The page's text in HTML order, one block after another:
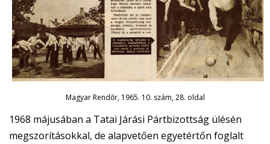
Magyar Rendőr, 1965. 10. szám, 28. oldal
1968 májusában a Tatai Járási Pártbizottság ülésén
megszorításokkal, de alapvetően egyetértőn foglalt